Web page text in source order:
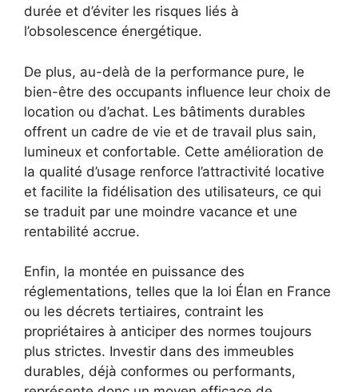
durée et d’éviter les risques liés à
l’obsolescence énergétique.
De plus, au-delà de la performance pure, le
bien-être des occupants influence leur choix de
location ou d’achat. Les bâtiments durables
offrent un cadre de vie et de travail plus sain,
lumineux et confortable. Cette amélioration de
la qualité d’usage renforce l’attractivité locative
et facilite la fidélisation des utilisateurs, ce qui
se traduit par une moindre vacance et une
rentabilité accrue.
Enfin, la montée en puissance des
réglementations, telles que la loi Élan en France
ou les décrets tertiaires, contraint les
propriétaires à anticiper des normes toujours
plus strictes. Investir dans des immeubles
durables, déjà conformes ou performants,